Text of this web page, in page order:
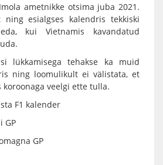
ametnikke otsima juba 2021.
ning esialgses kalendris tekkiski
kui Vietnamis kavandatud
lükkamisega tehakse ka muid
ning loomulikult ei välistata, et
koroonaga veelgi ette tulla.
F1 kalender
GP
GP